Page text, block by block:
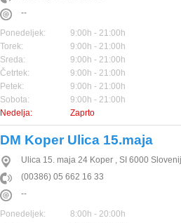
--
Ponedeljek:
9:00h - 21:00h
Torek:
9:00h - 21:00h
Sreda:
9:00h - 21:00h
Četrtek:
9:00h - 21:00h
Petek:
9:00h - 21:00h
Sobota:
9:00h - 21:00h
Nedelja:
Zaprto
DM Koper Ulica 15.maja
Ulica 15. maja 24 Koper , SI 6000
(00386) 05 662 16 33
--
Ponedeljek:
8:00h - 20:00h